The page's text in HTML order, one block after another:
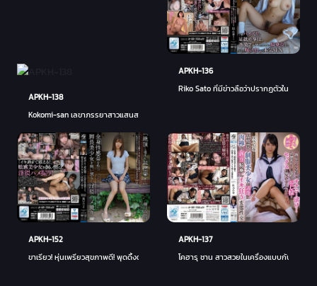
APKH-138
Kokomi-san เลขาภรรยาสาวแสนสวยที่เต็มไปด้วยสิ่งของในลักษณะที่สงบ ภรรยาคนสวย
APKH-136
Riko Sato ที่มีข่าวลือว่าปรากฏตัวใน
APKH-152
ขาเรียว! หุ่นเพรียวสุขภาพดี! พุดดิ้งตูดดี! ผมคนเป็นพวงธรรมชาติ! Mitsu สาวสวยยอดนิย
APKH-137
โคฮารุ ชาน สาวสวยในเครื่องแบบกับสาว